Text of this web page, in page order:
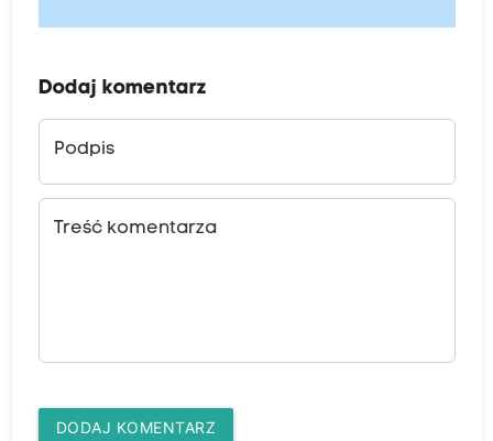
Dodaj komentarz
Podpis
Treść komentarza
DODAJ KOMENTARZ